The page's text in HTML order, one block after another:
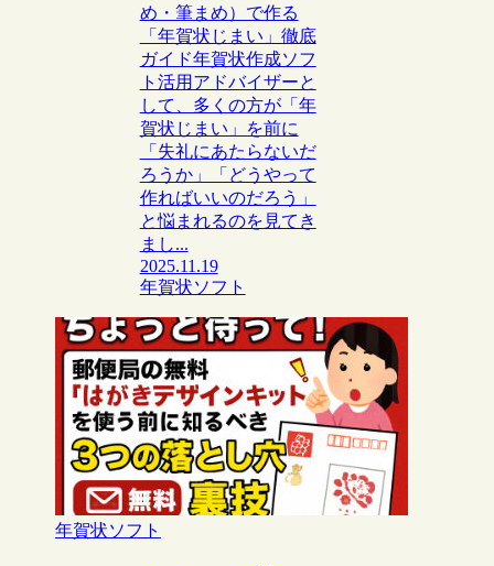
め・筆まめ）で作る
「年賀状じまい」徹底
ガイド年賀状作成ソフ
ト活用アドバイザーと
して、多くの方が「年
賀状じまい」を前に
「失礼にあたらないだ
ろうか」「どうやって
作ればいいのだろう」
と悩まれるのを見てき
まし...
2025.11.19
年賀状ソフト
年賀状ソフト